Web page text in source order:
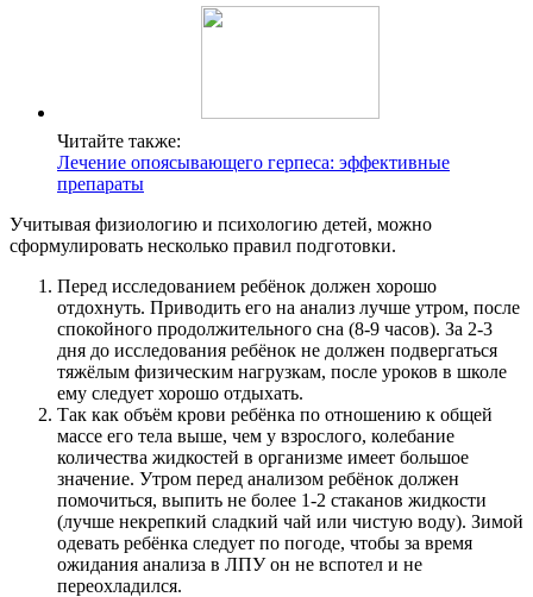
Читайте также:
Лечение опоясывающего герпеса: эффективные
препараты
Учитывая физиологию и психологию детей, можно
сформулировать несколько правил подготовки.
Перед исследованием ребёнок должен хорошо
отдохнуть. Приводить его на анализ лучше утром, после
спокойного продолжительного сна (8-9 часов). За 2-3
дня до исследования ребёнок не должен подвергаться
тяжёлым физическим нагрузкам, после уроков в школе
ему следует хорошо отдыхать.
Так как объём крови ребёнка по отношению к общей
массе его тела выше, чем у взрослого, колебание
количества жидкостей в организме имеет большое
значение. Утром перед анализом ребёнок должен
помочиться, выпить не более 1-2 стаканов жидкости
(лучше некрепкий сладкий чай или чистую воду). Зимой
одевать ребёнка следует по погоде, чтобы за время
ожидания анализа в ЛПУ он не вспотел и не
переохладился.